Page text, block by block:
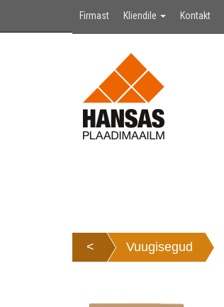
Firmast Kliendile Kontakt
< Vuugisegud